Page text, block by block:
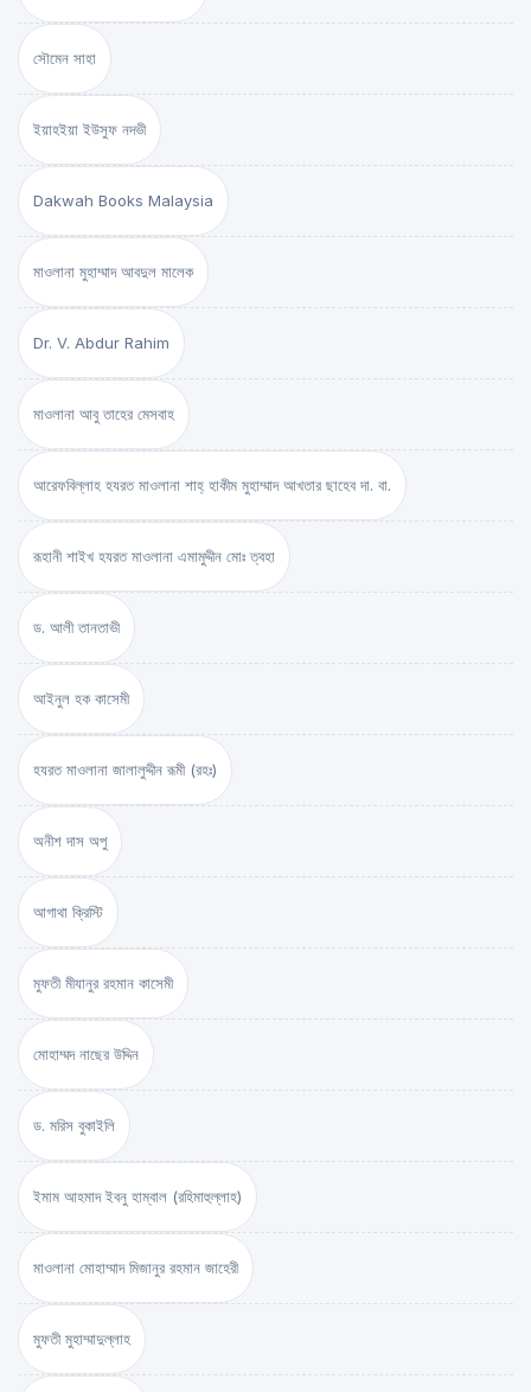
সৌমেন সাহা
ইয়াহইয়া ইউসুফ নদভী
Dakwah Books Malaysia
মাওলানা মুহাম্মাদ আবদুল মালেক
Dr. V. Abdur Rahim
মাওলানা আবু তাহের মেসবাহ
আরেফবিল্লাহ হযরত মাওলানা শাহ্ হাকীম মুহাম্মাদ আখতার ছাহেব দা. বা.
রূহানী শাইখ হযরত মাওলানা এমামুদ্দীন মোঃ ত্বহা
ড. আলী তানতাভী
আইনুল হক কাসেমী
হযরত মাওলানা জালালুদ্দীন রূমী (রহঃ)
অনীশ দাস অপু
আগাথা ক্রিস্টি
মুফতী মীযানুর রহমান কাসেমী
মোহাম্মদ নাছের উদ্দিন
ড. মরিস বুকাইলি
ইমাম আহমাদ ইবনু হাম্বাল (রহিমাহুল্লাহ)
মাওলানা মোহাম্মাদ মিজানুর রহমান জাহেরী
মুফতী মুহাম্মাদুল্লাহ